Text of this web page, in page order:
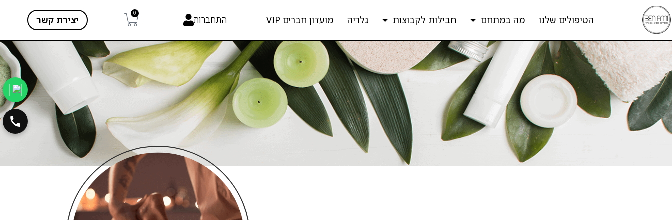
הטיפולים שלנו מה במתחם חבילות לקבוצות גלריה מועדון חברים VIP התחברות
0
יצירת קשר